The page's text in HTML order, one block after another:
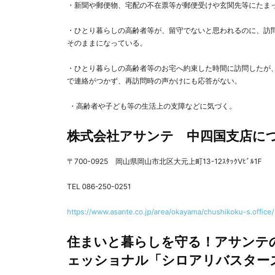
・新聞や郵便物、宅配の不在票等が郵便受けや玄関先等にたま
・ひとり暮らしの高齢者等が、留守でないと思われるのに、
そのままになっている。
・ひとり暮らしの高齢者等のお宅へ約束した時間に訪問した
で連絡がつかず、再訪問時の声かけにも応答がない。
・高齢者や子ども等の生活上の支障などに気づく。
株式会社アサンテ 中四国支店に
〒700-0925 岡山県岡山市北区大元上町13-12ｽﾀｯｸVﾋﾞﾙ1F
TEL 086-250-0251
https://www.asante.co.jp/area/okayama/chushikoku-s.office/
住まいと暮らしを守る！アサンテ
ェッショナル「シロアリバスター